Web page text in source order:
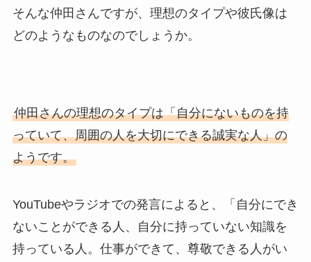
そんな仲田さんですが、理想のタイプや彼氏像は
どのようなものなのでしょうか。
仲田さんの理想のタイプは「自分にないものを持
っていて、周囲の人を大切にできる誠実な人」の
ようです。
YouTubeやラジオでの発言によると、「自分にでき
ないことができる人、自分に持っていない知識を
持っている人。仕事ができて、尊敬できる人がい